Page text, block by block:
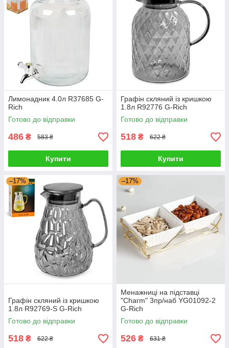
Лимонадник 4.0л R37685 G-
Rich
Готово до відправки
486 ₴ 583 ₴
Купити
Графін скляний із кришкою
1.8л R92776 G-Rich
Готово до відправки
518 ₴ 622 ₴
Купити
–17%
Графін скляний із кришкою
1.8л R92769-S G-Rich
Готово до відправки
518 ₴ 622 ₴
–17%
Менажниці на підставці
"Charm" 3пр/наб YG01092-2
G-Rich
Готово до відправки
526 ₴ 631 ₴